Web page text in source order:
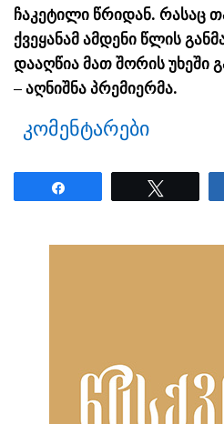
ჩაკეტილი წრიდან. რასაც
ქვეყანამ ამდენი წლის
დააღწია მათ შორის უხეში
– აღნიშნა პრემიერმა.
კომენტარები